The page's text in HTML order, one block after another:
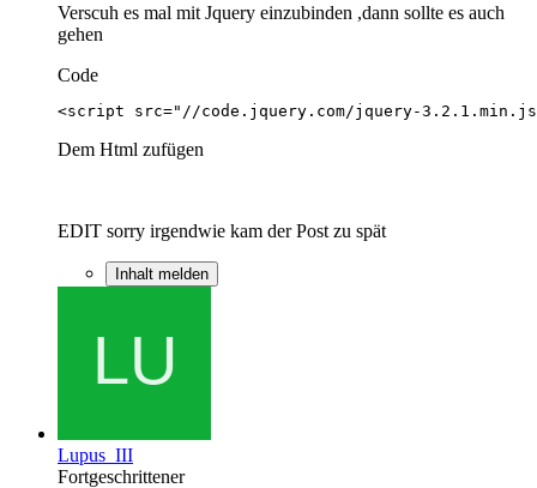
Verscuh es mal mit Jquery einzubinden ,dann sollte es auch
gehen
Code
<script src="//code.jquery.com/jquery-
Dem Html zufügen
EDIT sorry irgendwie kam der Post zu spät
Inhalt melden
Lupus_III
Fortgeschrittener